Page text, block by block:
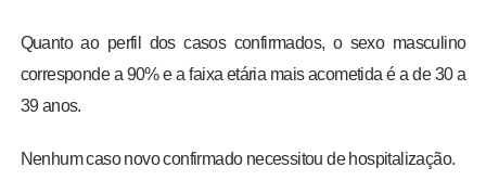
Quanto ao perfil dos casos confirmados, o sexo masculino
corresponde a 90% e a faixa etária mais acometida é a de 30 a
39 anos.
Nenhum caso novo confirmado necessitou de hospitalização.